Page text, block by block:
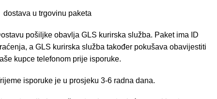
dostava u trgovinu paketa
pošiljke obavlja GLS kurirska služba. Paket ima ID
a GLS kurirska služba također pokušava obavijestiti
kupce telefonom prije isporuke.
isporuke je u prosjeku 3-6 radna dana.